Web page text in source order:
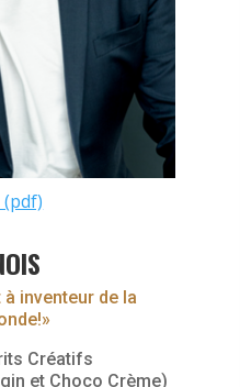
inventeur de la
Créatifs
et Choco Crème)